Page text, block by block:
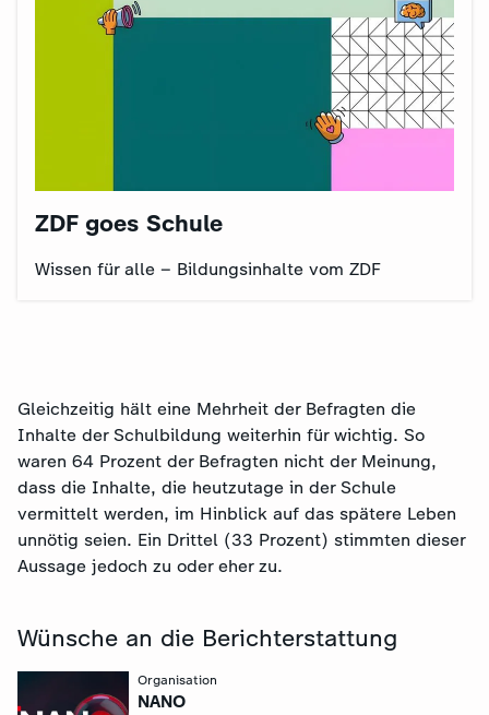
ZDF goes Schule
Wissen für alle – Bildungsinhalte vom ZDF
Gleichzeitig hält eine Mehrheit der Befragten die
Inhalte der Schulbildung weiterhin für wichtig. So
waren 64 Prozent der Befragten nicht der Meinung,
dass die Inhalte, die heutzutage in der Schule
vermittelt werden, im Hinblick auf das spätere Leben
unnötig seien. Ein Drittel (33 Prozent) stimmten dieser
Aussage jedoch zu oder eher zu.
Wünsche an die Berichterstattung
Organisation
: NANO